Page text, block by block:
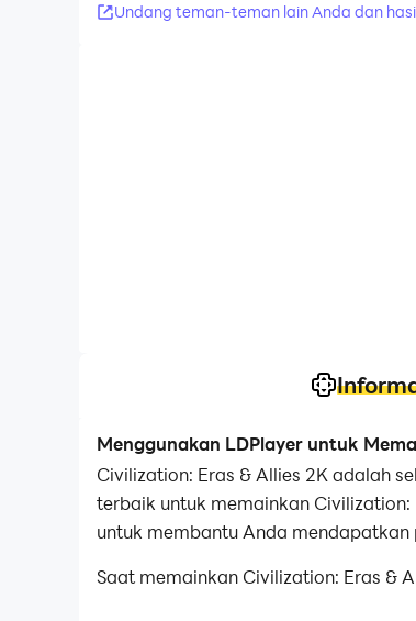
Undang teman-teman lain Anda dan
Menggunakan LDPlayer untuk
Civilization: Eras & Allies 2K adalah
terbaik untuk memainkan
untuk membantu Anda
Saat memainkan Civilization: Eras &
dan tugas berulang secara